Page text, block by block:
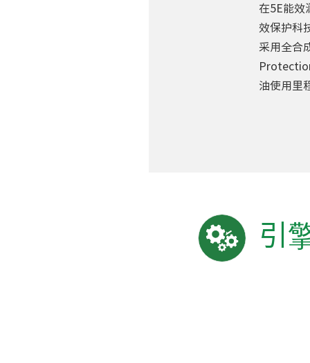
在5E能效
效保护科
采用全合
油使用里
引